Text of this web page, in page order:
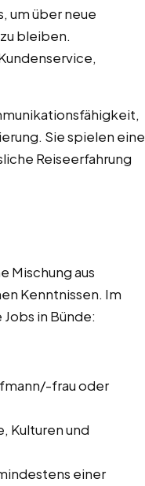
um über neue
bleiben.
Sie spielen eine
Reiseerfahrung
Mischung aus
Kenntnissen. Im
in Bünde:
frau oder
Kulturen und
einer